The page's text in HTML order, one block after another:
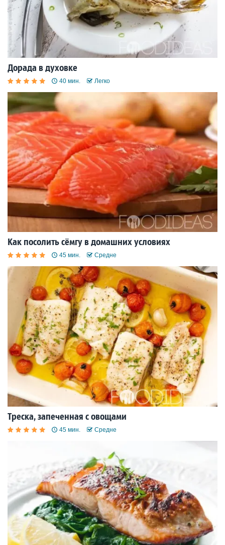
Дорада в духовке
40 мин. Легко
Как посолить сёмгу в домашних условиях
45 мин. Средне
Треска, запеченная с овощами
45 мин. Средне